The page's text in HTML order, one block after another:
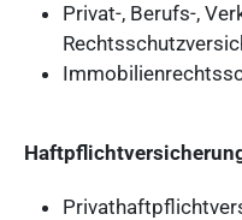
Privat-, Berufs-,